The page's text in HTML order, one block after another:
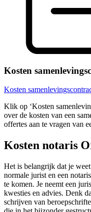
Kosten
Kosten
Klik op ‘Kosten
over de kosten van een
offertes aan te vragen van
Kosten notaris
Het is belangrijk dat je
normale jurist en een
te komen. Je neemt een
kwesties en advies. Denk
schrijven van